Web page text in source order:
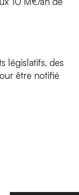
législatifs, des
être notifié